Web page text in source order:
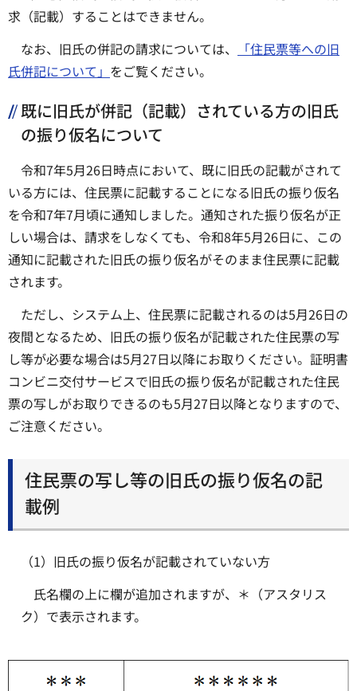
求（記載）することはできません。
なお、旧氏の併記の請求については、
「住民票等への旧
氏併記について」 をご覧ください。
既に旧氏が併記（記載）されている方の旧氏
の振り仮名について
令和7年5月26日時点において、既に旧氏の記載がされて
いる方には、住民票に記載することになる旧氏の振り仮名
を令和7年7月頃に通知しました。通知された振り仮名が正
しい場合は、請求をしなくても、令和8年5月26日に、この
通知に記載された旧氏の振り仮名がそのまま住民票に記載
されます。
ただし、システム上、住民票に記載されるのは5月26日の
夜間となるため、旧氏の振り仮名が記載された住民票の写
し等が必要な場合は5月27日以降にお取りください。証明書
コンビニ交付サービスで旧氏の振り仮名が記載された住民
票の写しがお取りできるのも5月27日以降となりますので、
ご注意ください。
住民票の写し等の旧氏の振り仮名の記
載例
（1）旧氏の振り仮名が記載されていない方
氏名欄の上に欄が追加されますが、＊（アスタリス
ク）で表示されます。